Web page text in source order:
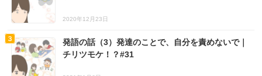
2020年12月23日
発語の話（3）発達のことで、自分を責めないで｜
チリツモケ！？#31